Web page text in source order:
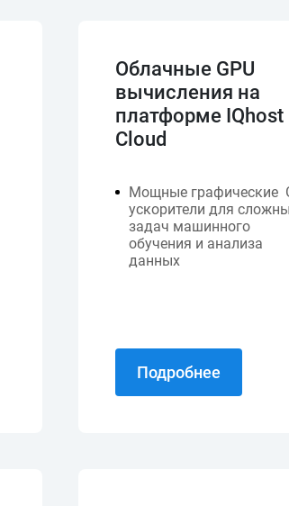
Облачные GPU
вычисления на
платформе IQhost
Cloud
Мощные графические
ускорители для
задач машинного
обучения и анализа
данных
Подробнее